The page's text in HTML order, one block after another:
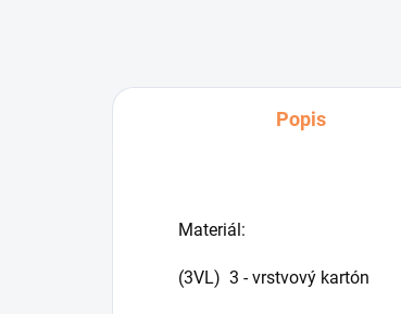
Popis
Materiál:
(3VL) 3 - vrstvový kartón